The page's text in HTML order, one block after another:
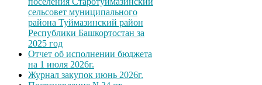
сельсовет муниципального
района Туймазинский район
Республики Башкортостан за
2025 год
Отчет об исполнении бюджета
на 1 июля 2026г.
Журнал закупок июнь 2026г.